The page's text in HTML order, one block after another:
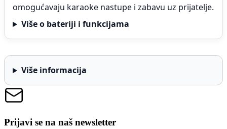
omogućavaju karaoke nastupe i zabavu uz prijatelje.
Više o bateriji i funkcijama
Više informacija
Prijavi se na naš newsletter